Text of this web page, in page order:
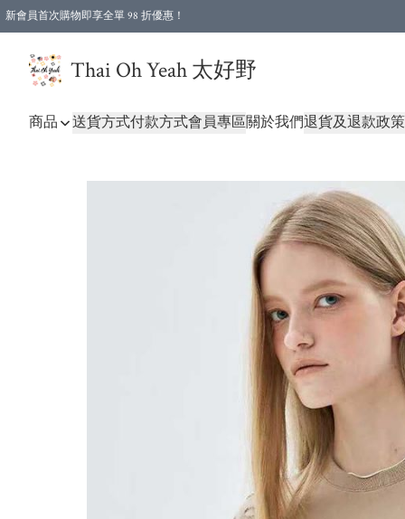
新會員首次購物即享全單 98 折優惠！
Thai Oh Yeah 太好野
商品 送貨方式付款方式會員專區關於我們退貨及退款政策